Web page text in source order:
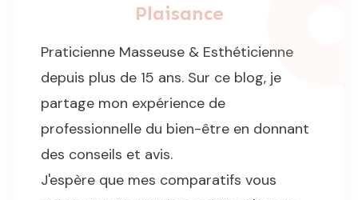
Plaisance
Praticienne Masseuse & Esthéticienne
depuis plus de 15 ans. Sur ce blog, je
partage mon expérience de
professionnelle du bien-être en donnant
des conseils et avis.
J'espère que mes comparatifs vous